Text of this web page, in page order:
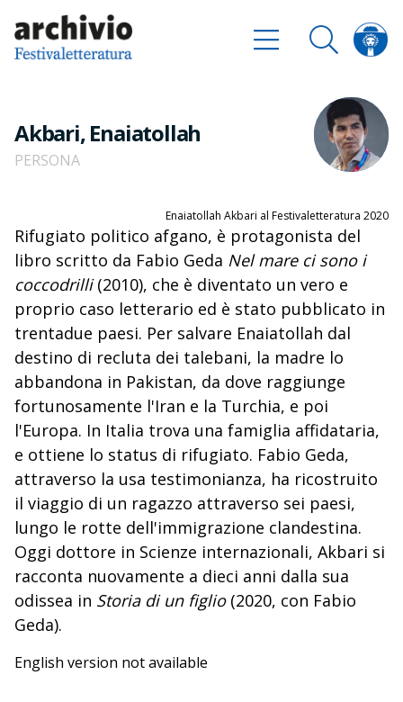
Akbari, Enaiatollah
PERSONA
Enaiatollah Akbari al Festivaletteratura 2020
Rifugiato politico afgano, è protagonista del
libro scritto da Fabio Geda Nel mare ci sono i
coccodrilli(2010), che è diventato un vero e
proprio caso letterario ed è stato pubblicato in
trentadue paesi. Per salvare Enaiatollah dal
destino di recluta dei talebani, la madre lo
abbandona in Pakistan, da dove raggiunge
fortunosamente l'Iran e la Turchia, e poi
l'Europa. In Italia trova una famiglia affidataria,
e ottiene lo status di rifugiato. Fabio Geda,
attraverso la usa testimonianza, ha ricostruito
il viaggio di un ragazzo attraverso sei paesi,
lungo le rotte dell'immigrazione clandestina.
Oggi dottore in Scienze internazionali, Akbari si
racconta nuovamente a dieci anni dalla sua
odissea in Storia di un figlio (2020, con Fabio
Geda).
English version not available